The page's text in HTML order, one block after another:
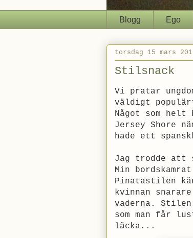
Blogg Ego
torsdag 15 mars
Stilsnack
Vi pratar
väldigt
Något som
Jersey Shore
hade ett
Jag trodde att
Min
Pinatastilen
kvinnan
vaderna.
som man får
läcka...